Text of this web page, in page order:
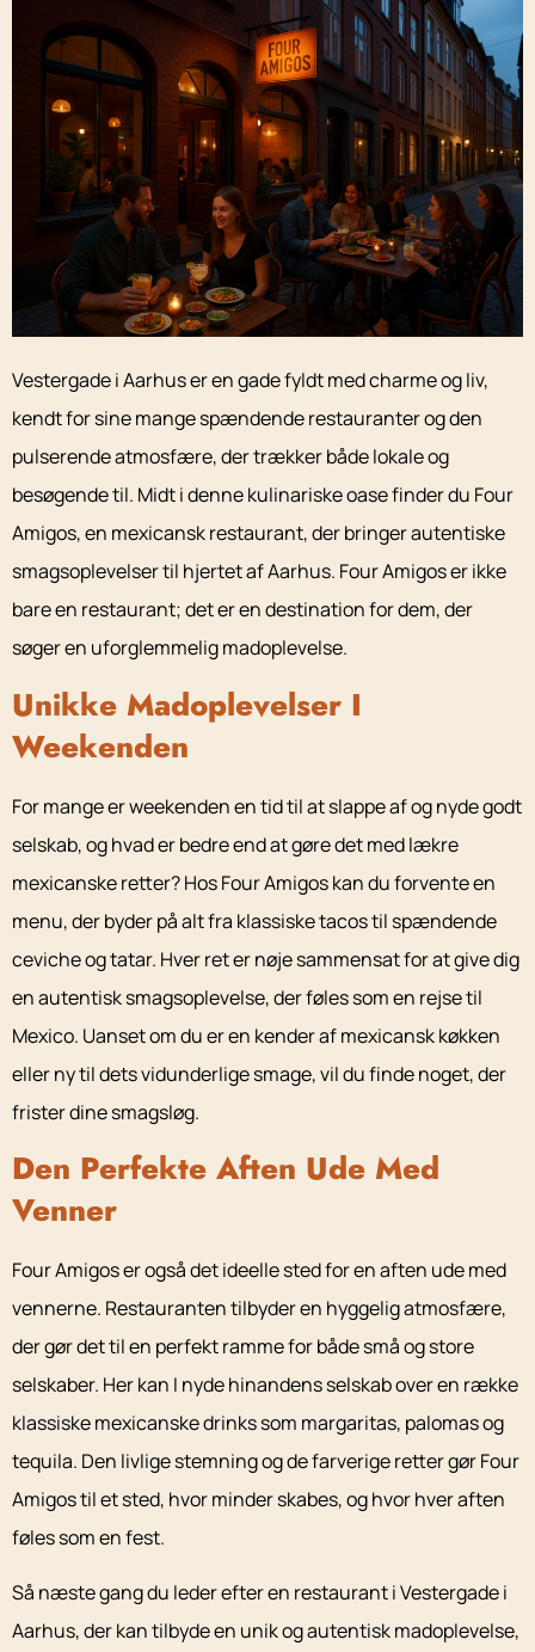
Vestergade i Aarhus er en gade fyldt med charme og liv,
kendt for sine mange spændende restauranter og den
pulserende atmosfære, der trækker både lokale og
besøgende til. Midt i denne kulinariske oase finder du Four
Amigos, en mexicansk restaurant, der bringer autentiske
smagsoplevelser til hjertet af Aarhus. Four Amigos er ikke
bare en restaurant; det er en destination for dem, der
søger en uforglemmelig madoplevelse.
Unikke Madoplevelser I
Weekenden
For mange er weekenden en tid til at slappe af og nyde godt
selskab, og hvad er bedre end at gøre det med lækre
mexicanske retter? Hos Four Amigos kan du forvente en
menu, der byder på alt fra klassiske tacos til spændende
ceviche og tatar. Hver ret er nøje sammensat for at give dig
en autentisk smagsoplevelse, der føles som en rejse til
Mexico. Uanset om du er en kender af mexicansk køkken
eller ny til dets vidunderlige smage, vil du finde noget, der
frister dine smagsløg.
Den Perfekte Aften Ude Med
Venner
Four Amigos er også det ideelle sted for en aften ude med
vennerne. Restauranten tilbyder en hyggelig atmosfære,
der gør det til en perfekt ramme for både små og store
selskaber. Her kan I nyde hinandens selskab over en række
klassiske mexicanske drinks som margaritas, palomas og
tequila. Den livlige stemning og de farverige retter gør Four
Amigos til et sted, hvor minder skabes, og hvor hver aften
føles som en fest.
Så næste gang du leder efter en restaurant i Vestergade i
Aarhus, der kan tilbyde en unik og autentisk madoplevelse,